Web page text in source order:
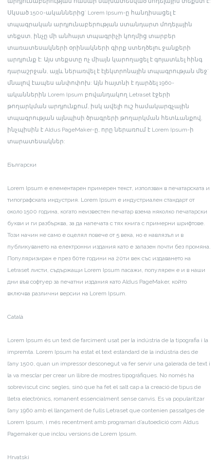
Սկսած 1500-ականներից` Lorem Ipsum-ը հանդիսացել է
տպագրական արդյունաբերության ստանդարտ մոդելային
տեքստ, ինչը մի անհայտ տպագրիչի կողմից տարբեր
տառատեսակների օրինակների գիրք ստեղծելու ջանքերի
արդյունք է: Այս տեքստը ոչ միայն կարողացել է գոյատևել հինգ
դարաշրջան, այլև ներառվել է էլեկտրոնային տպագրության մեջ`
մնալով էապես անփոփոխ: Այն հայտնի է դարձել 1960-
ականներին Lorem Ipsum բովանդակող Letraset էջերի
թողարկման արդյունքում, իսկ ավելի ուշ համակարգչային
տպագրության այնպիսի ծրագրերի թողարկման հետևանքով,
ինչպիսին է Aldus PageMaker-ը, որը ներառում է Lorem Ipsum-ի
տարատեսակներ:
Български
Lorem Ipsum е елементарен примерен текст, използван в печатарската и
типографската индустрия. Lorem Ipsum е индустриален стандарт от
около 1500 година, когато неизвестен печатар взема няколко печатарски
букви и ги разбърква, за да напечата с тях книга с примерни шрифтове.
Този начин не само е оцелял повече от 5 века, но е навлязъл и в
публикуването на електронни издания като е запазен почти без промяна.
Популяризиран е през 60те години на 20ти век със издаването на
Letraset листи, съдържащи Lorem Ipsum пасажи, популярен е и в наши
дни във софтуер за печатни издания като Aldus PageMaker, който
включва различни версии на Lorem Ipsum.
Català
Lorem Ipsum és un text de farciment usat per la indústria de la tipografia i la
impremta. Lorem Ipsum ha estat el text estàndard de la indústria des de
l’any 1500, quan un impressor desconegut va fer servir una galerada de text i
la va mesclar per crear un llibre de mostres tipogràfiques. No només ha
sobreviscut cinc segles, sinó que ha fet el salt cap a la creació de tipus de
lletra electrònics, romanent essencialment sense canvis. Es va popularitzar
l’any 1960 amb el llançament de fulls Letraset que contenien passatges de
Lorem Ipsum, i més recentment amb programari d’autoedició com Aldus
Pagemaker que inclou versions de Lorem Ipsum.
Hrvatski